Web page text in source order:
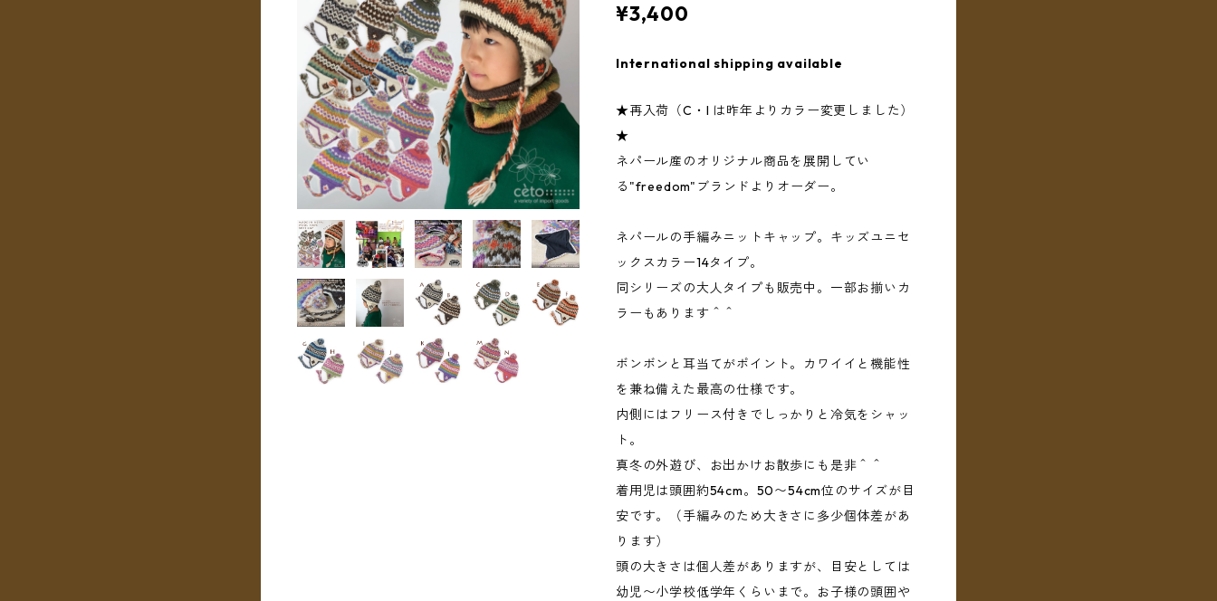
¥3,400
International shipping available
★再入荷（C・I は昨年よりカラー変更しました）
★
ネパール産のオリジナル商品を展開してい
る"freedom"ブランドよりオーダー。
ネパールの手編みニットキャップ。キッズユニセ
ックスカラー14タイプ。
同シリーズの大人タイプも販売中。一部お揃いカ
ラーもあります＾＾
ボンボンと耳当てがポイント。カワイイと機能性
を兼ね備えた最高の仕様です。
内側にはフリース付きでしっかりと冷気をシャッ
ト。
真冬の外遊び、お出かけお散歩にも是非＾＾
着用児は頭囲約54cm。50〜54cm位のサイズが目
安です。（手編みのため大きさに多少個体差があ
ります）
頭の大きさは個人差がありますが、目安としては
幼児〜小学校低学年くらいまで。お子様の頭囲や